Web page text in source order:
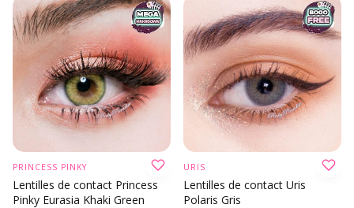
PRINCESS PINKY
Lentilles de contact Princess
Pinky Eurasia Khaki Green
URIS
Lentilles de contact Uris
Polaris Gris